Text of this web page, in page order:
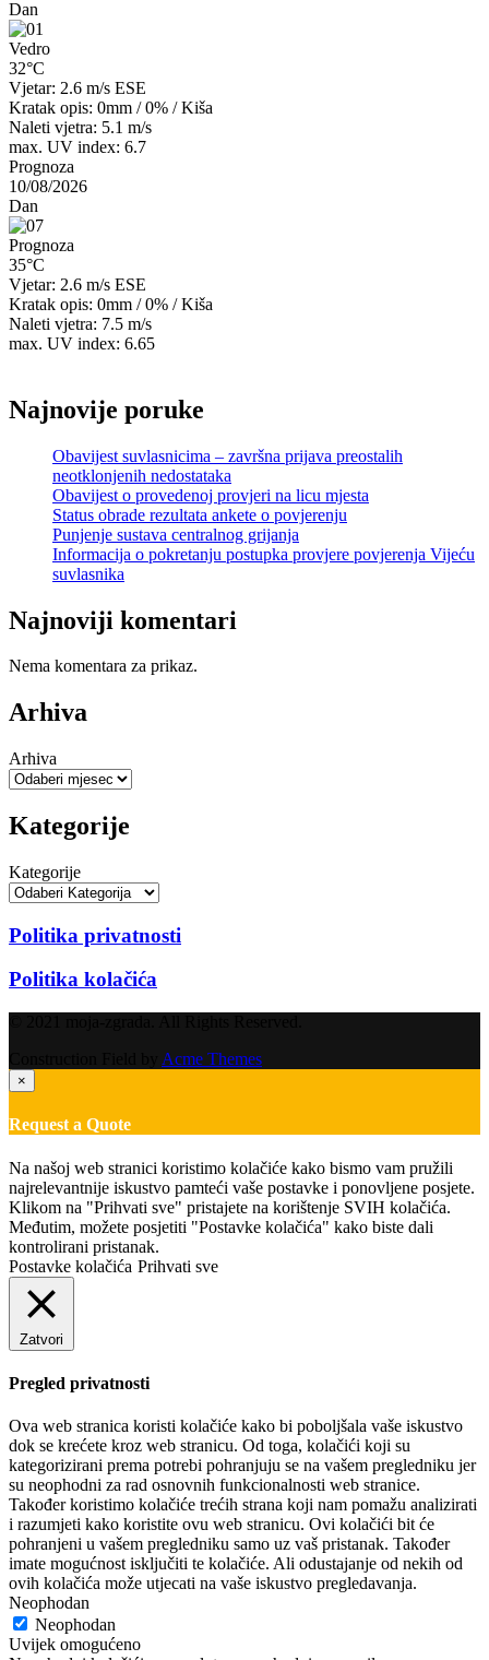
Dan
Vedro
32°C
Vjetar: 2.6 m/s ESE
Kratak opis: 0mm /0% /Kiša
Naleti vjetra: 5.1 m/s
max. UV index: 6.7
Prognoza
10/08/2026
Dan
Prognoza
35°C
Vjetar: 2.6 m/s ESE
Kratak opis: 0mm /0% /Kiša
Naleti vjetra: 7.5 m/s
max. UV index: 6.65
Najnovije poruke
Obavijest suvlasnicima – završna prijava preostalih
neotklonjenih nedostataka
Obavijest o provedenoj provjeri na licu mjesta
Status obrade rezultata ankete o povjerenju
Punjenje sustava centralnog grijanja
Informacija o pokretanju postupka provjere povjerenja Vijeću
suvlasnika
Najnoviji komentari
Nema komentara za prikaz.
Arhiva
Arhiva
Kategorije
Kategorije
Politika privatnosti
Politika kolačića
Acme Themes
×
Request a Quote
Na našoj web stranici koristimo kolačiće kako bismo vam pružili
najrelevantnije iskustvo pamteći vaše postavke i ponovljene posjete.
Klikom na "Prihvati sve" pristajete na korištenje SVIH kolačića.
Međutim, možete posjetiti "Postavke kolačića" kako biste dali
kontrolirani pristanak.
Postavke kolačića Prihvati sve
Zatvori
Pregled privatnosti
Ova web stranica koristi kolačiće kako bi poboljšala vaše iskustvo
dok se krećete kroz web stranicu. Od toga, kolačići koji su
kategorizirani prema potrebi pohranjuju se na vašem pregledniku jer
su neophodni za rad osnovnih funkcionalnosti web stranice.
Također koristimo kolačiće trećih strana koji nam pomažu analizirati
i razumjeti kako koristite ovu web stranicu. Ovi kolačići bit će
pohranjeni u vašem pregledniku samo uz vaš pristanak. Također
imate mogućnost isključiti te kolačiće. Ali odustajanje od nekih od
ovih kolačića može utjecati na vaše iskustvo pregledavanja.
Neophodan
Neophodan
Uvijek omogućeno